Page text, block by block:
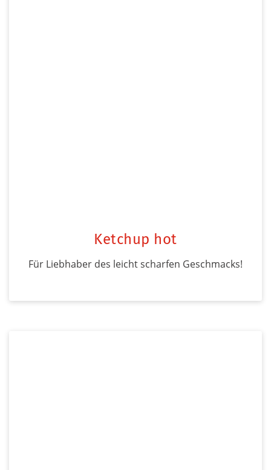
Ketchup hot
Für Liebhaber des leicht scharfen Geschmacks!